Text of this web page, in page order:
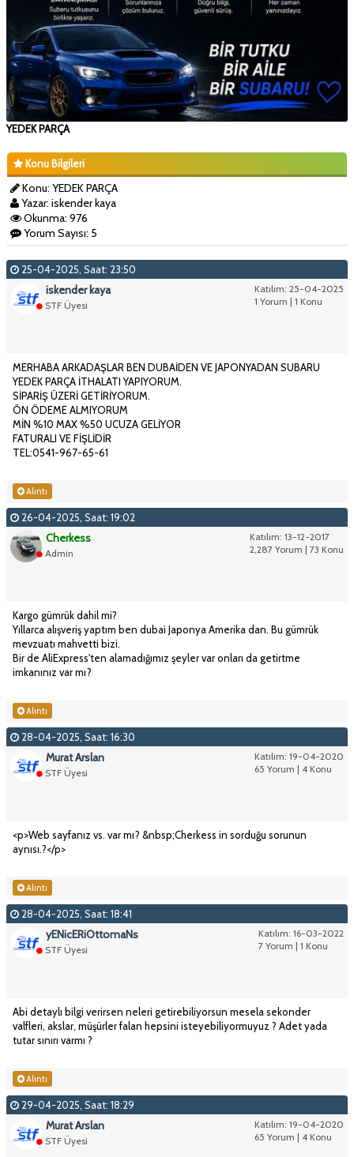
YEDEK PARÇA
Konu Bilgileri
Konu: YEDEK PARÇA
Yazar: iskender kaya
Okunma: 976
Yorum Sayısı: 5
25-04-2025, Saat: 23:50
Katılım: 25-04-2025
1 Yorum | 1 Konu
iskender kaya
STF Üyesi
MERHABA ARKADAŞLAR BEN DUBAİDEN VE JAPONYADAN SUBARU
YEDEK PARÇA İTHALATI YAPIYORUM.
SİPARİŞ ÜZERİ GETİRİYORUM.
ÖN ÖDEME ALMIYORUM
MİN %10 MAX %50 UCUZA GELİYOR
FATURALI VE FİŞLİDİR
TEL:0541-967-65-61
Alıntı
26-04-2025, Saat: 19:02
Katılım: 13-12-2017
2,287 Yorum | 73 Konu
Cherkess
Admin
Kargo gümrük dahil mi?
Yıllarca alışveriş yaptım ben dubai Japonya Amerika dan. Bu gümrük
mevzuatı mahvetti bizi.
Bir de AliExpress'ten alamadığımız şeyler var onları da getirtme
imkanınız var mı?
Alıntı
28-04-2025, Saat: 16:30
Katılım: 19-04-2020
65 Yorum | 4 Konu
Murat Arslan
STF Üyesi
<p>Web sayfanız vs. var mı? &nbsp;Cherkess in sorduğu sorunun
aynısı.?</p>
Alıntı
28-04-2025, Saat: 18:41
Katılım: 16-03-2022
7 Yorum | 1 Konu
yENicERiOttomaNs
STF Üyesi
Abi detaylı bilgi verirsen neleri getirebiliyorsun mesela sekonder
valfleri, akslar, müşürler falan hepsini isteyebiliyormuyuz ? Adet yada
tutar sınırı varmı ?
Alıntı
29-04-2025, Saat: 18:29
Katılım: 19-04-2020
65 Yorum | 4 Konu
Murat Arslan
STF Üyesi